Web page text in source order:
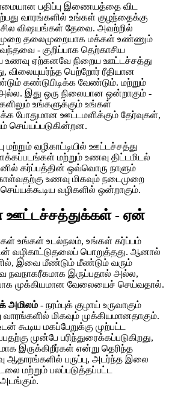
பதிப்பு இணையத்தை விட
வாரங்களில் உங்கள் குழந்தைக்கு
விஷயங்கள் தேவை. அவற்றில்
தலைமுறையாக மக்கள் உண்ணும்
- குறிப்பாக தெற்காசிய
உணவு ஏற்கனவே நிறைய ஊட்டச்சத்து
பெற்றோர் ரீதியான
கண்டுபிடிக்க வேண்டும். மற்றும்
இது ஒரு நிலையான ஒன்றாகும் -
உங்களுக்கும் உங்கள்
போதுமான ஊட்டமளிக்கும் தேர்வுகள்,
செய்யப்படுகின்றன.
மற்றும் வழிகாட்டியில் ஊட்டச்சத்து
மற்றும் உணவு திட்டமிடல்
கர்ப்பத்தின் ஒவ்வொரு நாளும்
உணவு மிகவும் நடைமுறை
வழிகளில் ஒன்றாகும்.
ஊட்டச்சத்துக்கள் - ஏன்
உங்கள் உடல்நலம், உங்கள் கர்ப்பம்
வழிகாட்டுதலைப் பொறுத்தது. ஆனால்
இவை மீண்டும் மீண்டும் வரும்
இருப்பதால் அல்ல,
முக்கியமான வேலையைச் செய்வதால்.
அமிலம் - நரம்புக் குழாய் உருவாகும்
மிகவும் முக்கியமானதாகும்.
மகப்பேறுக்கு முற்பட்ட
முன்பே பரிந்துரைக்கப்படுகிறது,
இருக்கிறீர்கள் என்று தெரிந்த
ஆதாரங்களில் பருப்பு, அடர்ந்த இலை
பலப்படுத்தப்பட்ட